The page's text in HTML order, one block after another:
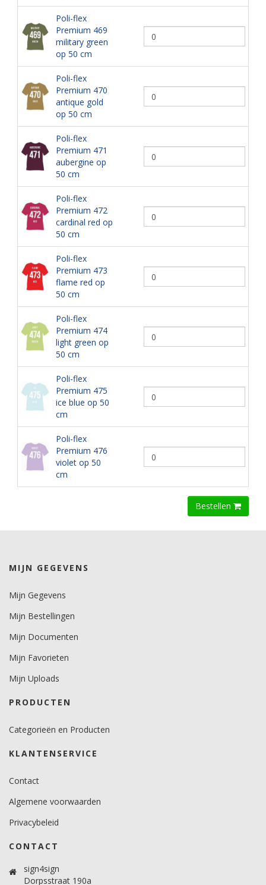
Poli-flex
Premium 469
military green
op 50 cm
Poli-flex
Premium 470
antique gold
op 50 cm
Poli-flex
Premium 471
aubergine op
50 cm
Poli-flex
Premium 472
cardinal red op
50 cm
Poli-flex
Premium 473
flame red op
50 cm
Poli-flex
Premium 474
light green op
50 cm
Poli-flex
Premium 475
ice blue op 50
cm
Poli-flex
Premium 476
violet op 50
cm
Bestellen
MIJN GEGEVENS
Mijn Gegevens
Mijn Bestellingen
Mijn Documenten
Mijn Favorieten
Mijn Uploads
PRODUCTEN
Categorieën en Producten
KLANTENSERVICE
Contact
Algemene voorwaarden
Privacybeleid
CONTACT
sign4sign
Dorpsstraat 190a